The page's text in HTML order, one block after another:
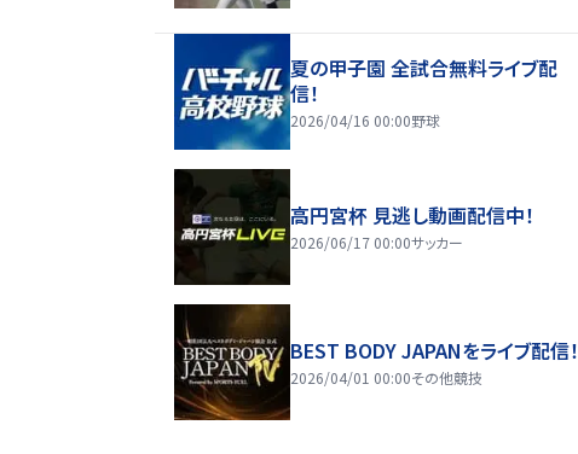
夏の甲子園 全試合無料ライブ配
信！
2026/04/16 00:00野球
高円宮杯 見逃し動画配信中！
2026/06/17 00:00サッカー
BEST BODY JAPANをライブ配信！
2026/04/01 00:00その他競技